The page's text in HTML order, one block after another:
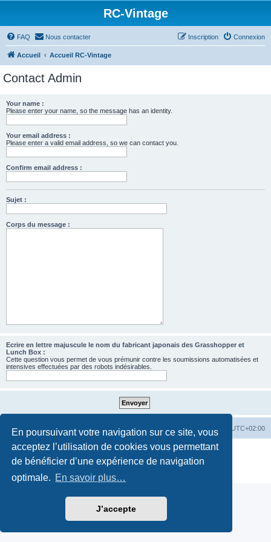
En poursuivant votre navigation sur ce site, vous
acceptez l’utilisation de cookies vous permettant
de bénéficier d’une expérience de navigation
optimale. En savoir plus…
J’accepte
RC-Vintage
FAQ Nous contacter Connexion
Inscription
Accueil Accueil RC-Vintage
Contact Admin
Your name :
Please enter your name, so the message has an identity.
Your email address :
Please enter a valid email address, so we can contact you.
Confirm email address :
Sujet :
Corps du message :
Ecrire en lettre majuscule le nom du fabricant japonais des Grasshopper et
Lunch Box :
Cette question vous permet de vous prémunir contre les soumissions automatisées et
intensives effectuées par des robots indésirables.
Accueil Accueil RC-Vintage Fuseau horaire sur UTC+02:00
Développé parphpBB® Forum Software © phpBB Limited
Traduction française officielle©Qiaeru